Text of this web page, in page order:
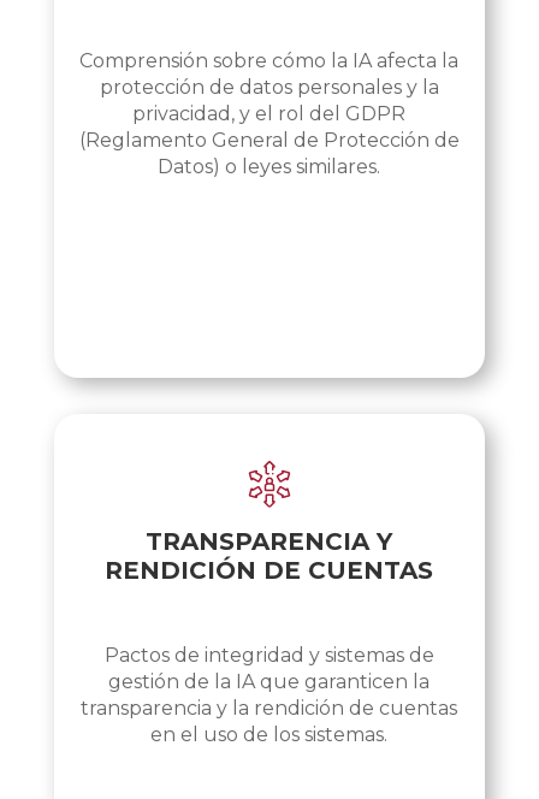
Comprensión sobre cómo la IA afecta la
protección de datos personales y la
privacidad, y el rol del GDPR
(Reglamento General de Protección de
Datos) o leyes similares.
TRANSPARENCIA Y
RENDICIÓN DE CUENTAS
Pactos de integridad y sistemas de
gestión de la IA que garanticen la
transparencia y la rendición de cuentas
en el uso de los sistemas.